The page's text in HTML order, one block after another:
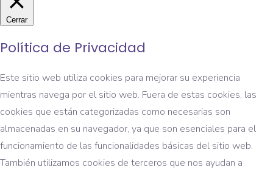
Cerrar
Política de Privacidad
Este sitio web utiliza cookies para mejorar su experiencia
mientras navega por el sitio web. Fuera de estas cookies, las
cookies que están categorizadas como necesarias son
almacenadas en su navegador, ya que son esenciales para el
funcionamiento de las funcionalidades básicas del sitio web.
También utilizamos cookies de terceros que nos ayudan a